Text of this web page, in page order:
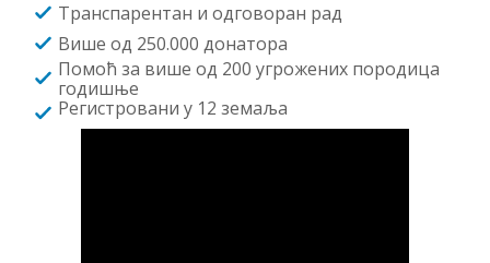
Транспарентан и одговоран рад
Више од 250.000 донатора
Помоћ за више од 200 угрожених породица
годишње
Регистровани у 12 земаља